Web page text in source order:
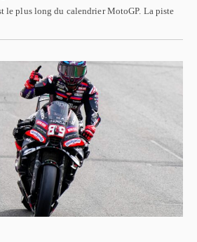
le plus long du calendrier MotoGP. La piste